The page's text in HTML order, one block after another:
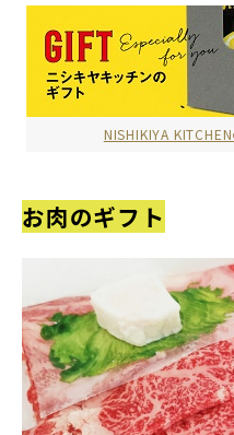
NISHIKIYA
お肉のギフト